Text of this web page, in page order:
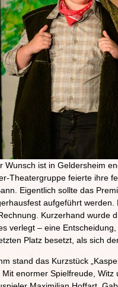
Wunsch ist in Geldersheim
Theatergruppe feierte ihre
Eigentlich sollte das
aufgeführt
Kurzerhand wurde
verlegt – eine
Platz besetzt, als sich
stand das Kurzstück
enormer Spielfreude,